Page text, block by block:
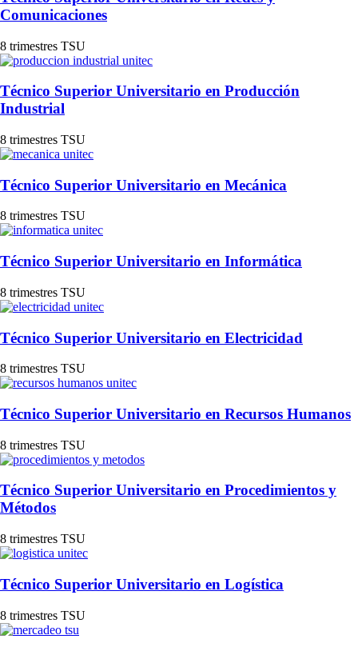
Comunicaciones
8 trimestres TSU
Técnico Superior Universitario en Producción
Industrial
8 trimestres TSU
Técnico Superior Universitario en Mecánica
8 trimestres TSU
Técnico Superior Universitario en Informática
8 trimestres TSU
Técnico Superior Universitario en Electricidad
8 trimestres TSU
Técnico Superior Universitario en Recursos Humanos
8 trimestres TSU
Técnico Superior Universitario en Procedimientos y
Métodos
8 trimestres TSU
Técnico Superior Universitario en Logística
8 trimestres TSU